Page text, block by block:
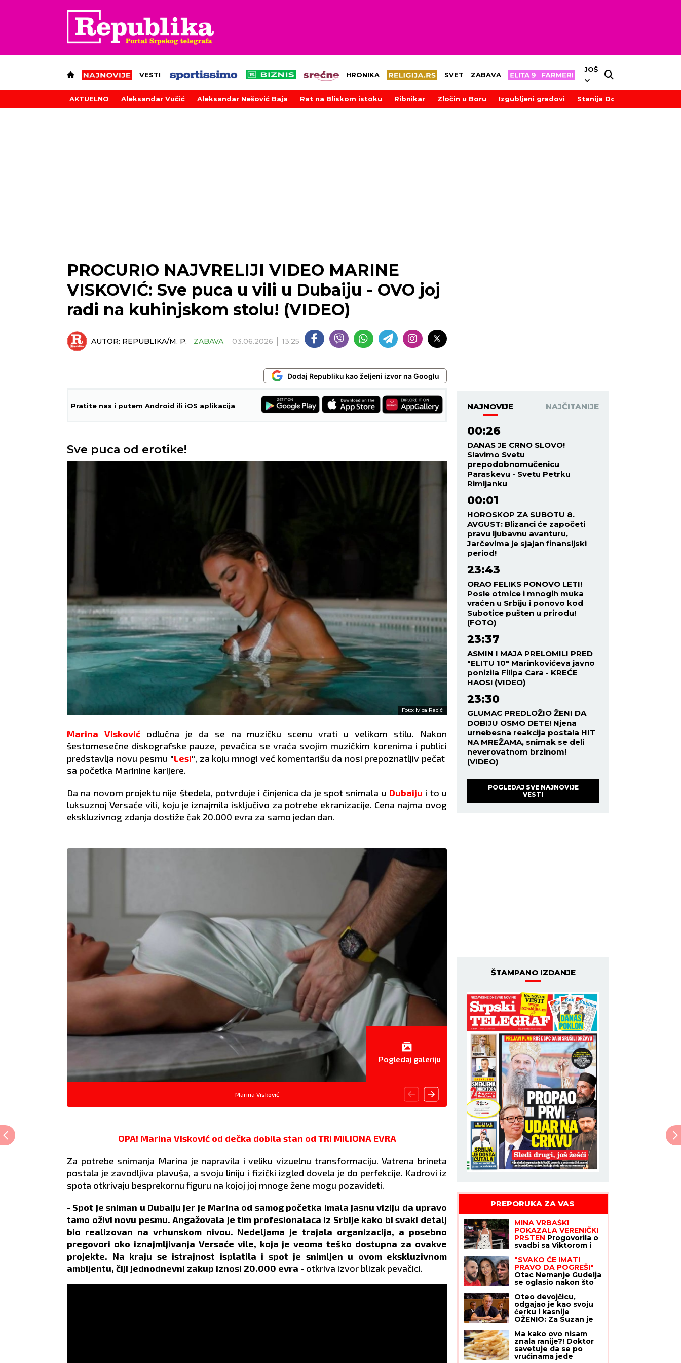
VESTI HRONIKA SVET ZABAVA
JOŠ
AKTUELNO Aleksandar Vučić Aleksandar Nešović Baja Rat na Bliskom istoku Ribnikar Zločin u Boru Izgubljeni gradovi Stanija Dobrojević
PROCURIO NAJVRELIJI VIDEO MARINE
VISKOVIĆ: Sve puca u vili u Dubaiju - OVO joj
radi na kuhinjskom stolu! (VIDEO)
AUTOR: REPUBLIKA/M. P. ZABAVA 03.06.2026 13:25
Dodaj Republiku kao željeni izvor na Googlu
Pratite nas i putem Android ili iOS aplikacija
Sve puca od erotike!
Foto: Ivica Racić
Marina Viskovićodlučna je da se na muzičku scenu vrati u velikom stilu. Nakon
šestomesečne diskografske pauze, pevačica se vraća svojim muzičkim korenima i publici
predstavlja novu pesmu "Lesi", za koju mnogi već komentarišu da nosi prepoznatljiv pečat
sa početka Marinine karijere.
Da na novom projektu nije štedela, potvrđuje i činjenica da je spot snimala u Dubaiju i to u
luksuznoj Versaće vili, koju je iznajmila isključivo za potrebe ekranizacije. Cena najma ovog
ekskluzivnog zdanja dostiže čak 20.000 evra za samo jedan dan.
Marina Visković
Pogledaj galeriju
OPA! Marina Visković od dečka dobila stan od TRI MILIONA EVRA
Za potrebe snimanja Marina je napravila i veliku vizuelnu transformaciju. Vatrena brineta
postala je zavodljiva plavuša, a svoju liniju i fizički izgled dovela je do perfekcije. Kadrovi iz
spota otkrivaju besprekornu figuru na kojoj joj mnoge žene mogu pozavideti.
- Spot je sniman u Dubaiju jer je Marina od samog početka imala jasnu viziju da upravo
tamo oživi novu pesmu. Angažovala je tim profesionalaca iz Srbije kako bi svaki detalj
bio realizovan na vrhunskom nivou. Nedeljama je trajala organizacija, a posebno
pregovori oko iznajmljivanja Versaće vile, koja je veoma teško dostupna za ovakve
projekte. Na kraju se istrajnost isplatila i spot je snimljen u ovom ekskluzivnom
ambijentu, čiji jednodnevni zakup iznosi 20.000 evra - otkriva izvor blizak pevačici.
NAJNOVIJE NAJČITANIJE
00:26
DANAS JE CRNO SLOVO!
Slavimo Svetu
prepodobnomučenicu
Paraskevu - Svetu Petrku
Rimljanku
00:01
HOROSKOP ZA SUBOTU 8.
AVGUST: Blizanci će započeti
pravu ljubavnu avanturu,
Jarčevima je sjajan finansijski
period!
23:43
ORAO FELIKS PONOVO LETI!
Posle otmice i mnogih muka
vraćen u Srbiju i ponovo kod
Subotice pušten u prirodu!
(FOTO)
23:37
ASMIN I MAJA PRELOMILI PRED
"ELITU 10" Marinkovićeva javno
ponizila Filipa Cara - KREĆE
HAOS! (VIDEO)
23:30
GLUMAC PREDLOŽIO ŽENI DA
DOBIJU OSMO DETE! Njena
urnebesna reakcija postala HIT
NA MREŽAMA, snimak se deli
neverovatnom brzinom!
(VIDEO)
POGLEDAJ SVE NAJNOVIJE
VESTI
ŠTAMPANO IZDANJE
PREPORUKA ZA VAS
MINA VRBAŠKI
POKAZALA VERENIČKI
PRSTEN Progovorila o
svadbi sa Viktorom i
njegovi su me
prihvatili"
"SVAKO ĆE IMATI
PRAVO DA POGREŠI"
Otac Nemanje Gudelja
se oglasio nakon što
kakvi su odnosi u
porodici - sad je sve
jasno
Oteo devojčicu,
odgajao je kao svoju
ćerku i kasnije
OŽENIO: Za Suzan je
Amerika,
MONSTRUOZAN
ZLOČIN otkriven tek
decenijama kasnije
Ma kako ovo nisam
znala ranije?! Doktor
savetuje da se po
vrućinama jede